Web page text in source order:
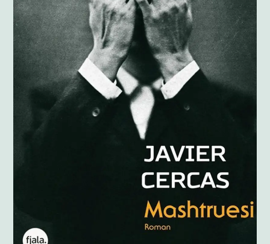
Anglisht
Ditarë
Evente